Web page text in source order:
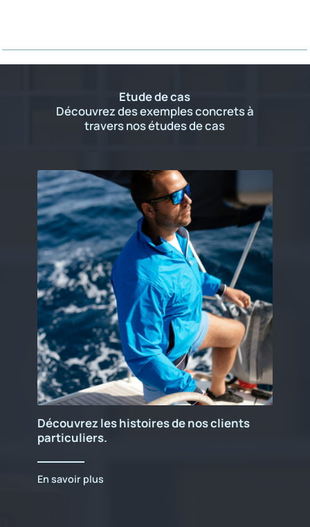
Etude de cas
Découvrez des exemples concrets à
travers nos études de cas
Découvrez les histoires de nos clients
particuliers.
En savoir plus